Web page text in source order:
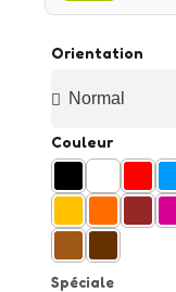
Orientation
Couleur
Spéciale